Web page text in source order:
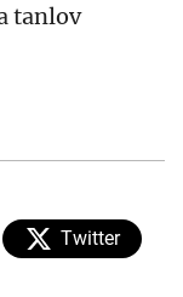
tanlov
Twitter